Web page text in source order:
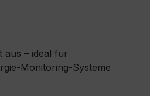
aus – ideal für
Monitoring-Systeme